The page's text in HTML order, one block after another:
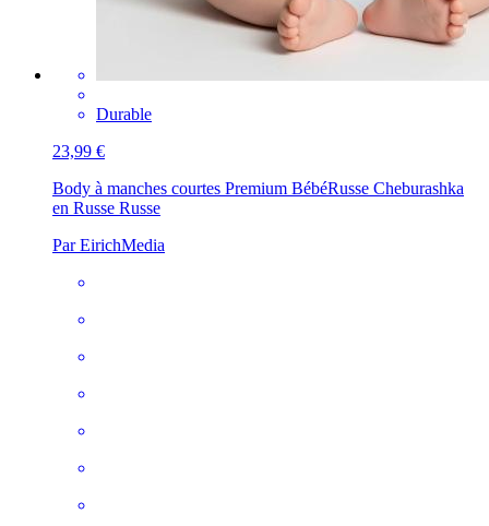
Durable
23,99 €
Body à manches courtes Premium BébéRusse Cheburashka
en Russe Russe
Par EirichMedia